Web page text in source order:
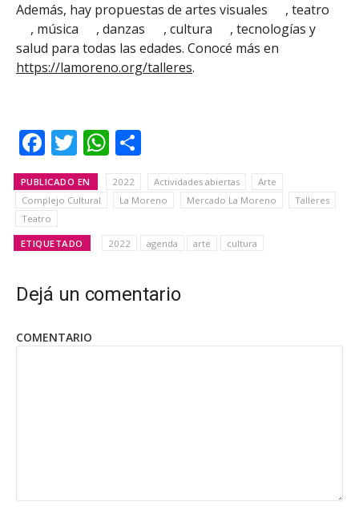
Además, hay propuestas de artes visuales
, teatro
, música
, danzas , cultura
, tecnologías y
salud para todas las edades. Conocé más en
https://lamoreno.org/talleres.
Facebook
TwitterWhatsApp
PUBLICADO EN 2022 Actividades abiertas
Arte
Complejo Cultural
La Moreno Mercado La Moreno
Talleres
Teatro
ETIQUETADO 2022 agenda arte cultura
Dejá un comentario
COMENTARIO